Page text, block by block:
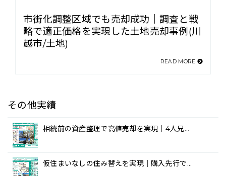
市街化調整区域でも売却成功｜調査と戦
略で適正価格を実現した土地売却事例(川
越市/土地)
READ MORE
その他実績
相続前の資産整理で高値売却を実現｜4人兄…
仮住まいなしの住み替えを実現｜購入先行で…